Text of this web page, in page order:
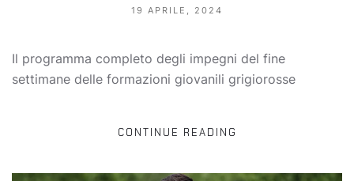
19 APRILE, 2024
Il programma completo degli impegni del fine
settimane delle formazioni giovanili grigiorosse
CONTINUE READING